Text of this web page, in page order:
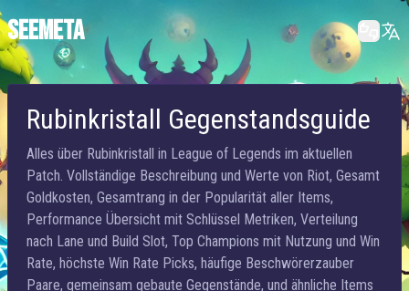
SEEMETA
Rubinkristall Gegenstandsguide
Alles über Rubinkristall in League of Legends im aktuellen
Patch. Vollständige Beschreibung und Werte von Riot, Gesamt
Goldkosten, Gesamtrang in der Popularität aller Items,
Performance Übersicht mit Schlüssel Metriken, Verteilung
nach Lane und Build Slot, Top Champions mit Nutzung und Win
Rate, höchste Win Rate Picks, häufige Beschwörerzauber
Paare, gemeinsam gebaute Gegenstände, und ähnliche Items